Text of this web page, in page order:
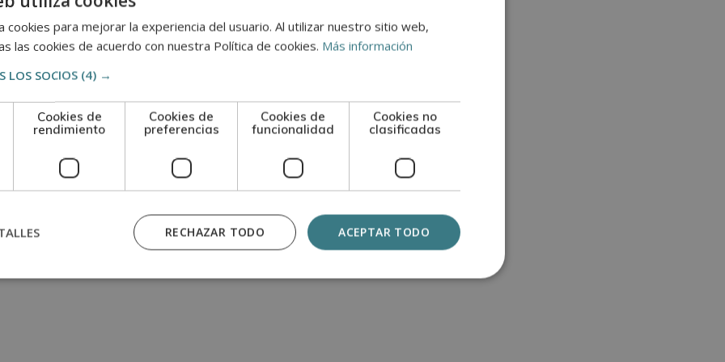
directa con la difusión publicitaria. Vivimos en un mundo
el que las artes gráficas juegan un gran papel ya que nos sirven
en que podemos aplicar sus técnicas. Vamos a ver cuáles son los
cookies para mejorar la experiencia del usuario. Al utilizar nuestro sitio web,
las cookies de acuerdo con nuestra Política de cookies. Más información
LOS SOCIOS (4) →
Cookies de
rendimiento
Cookies de
preferencias
Cookies de
funcionalidad
Cookies no
clasificadas
ACEPTAR TODO
RECHAZAR TODO